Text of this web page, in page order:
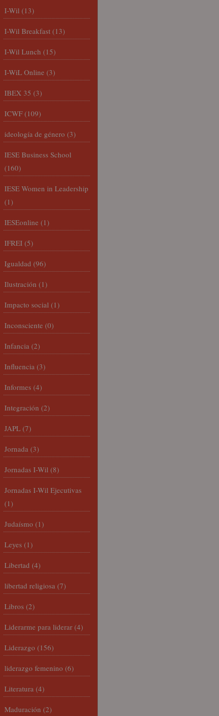
I-Wil (13)
I-Wil Breakfast (13)
I-Wil Lunch (15)
I-WiL Online (3)
IBEX 35 (3)
ICWF (109)
ideología de género (3)
IESE Business School
(160)
IESE Women in Leadership
(1)
IESEonline (1)
IFREI (5)
Igualdad (96)
Ilustración (1)
Impacto social (1)
Inconsciente (0)
Infancia (2)
Influencia (3)
Informes (4)
Integración (2)
JAPL (7)
Jornada (3)
Jornadas I-Wil (8)
Jornadas I-Wil Ejecutivas
(1)
Judaísmo (1)
Leyes (1)
Libertad (4)
libertad religiosa (7)
Libros (2)
Liderarme para liderar (4)
Liderazgo (156)
liderazgo femenino (6)
Literatura (4)
Maduración (2)